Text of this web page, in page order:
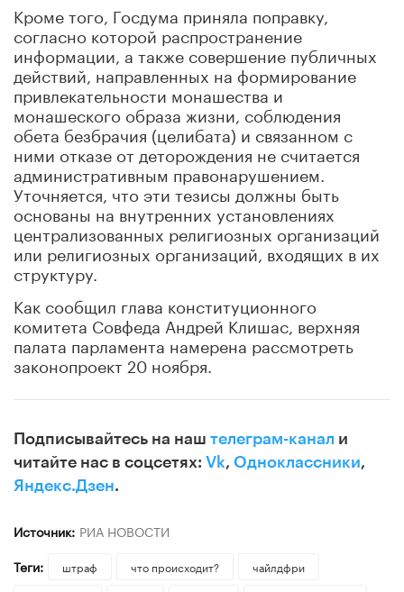
Кроме того, Госдума приняла поправку,
согласно которой распространение
информации, а также совершение публичных
действий, направленных на формирование
привлекательности монашества и
монашеского образа жизни, соблюдения
обета безбрачия (целибата) и связанном с
ними отказе от деторождения не считается
административным правонарушением.
Уточняется, что эти тезисы должны быть
основаны на внутренних установлениях
централизованных религиозных организаций
или религиозных организаций, входящих в их
структуру.
Как сообщил глава конституционного
комитета Совфеда Андрей Клишас, верхняя
палата парламента намерена рассмотреть
законопроект 20 ноября.
Подписывайтесь на наш телеграм-канал и
читайте нас в соцсетях: Vk, Одноклассники,
Яндекс.Дзен.
Источник: РИА НОВОСТИ
Теги:
штраф что происходит?
чайлдфри